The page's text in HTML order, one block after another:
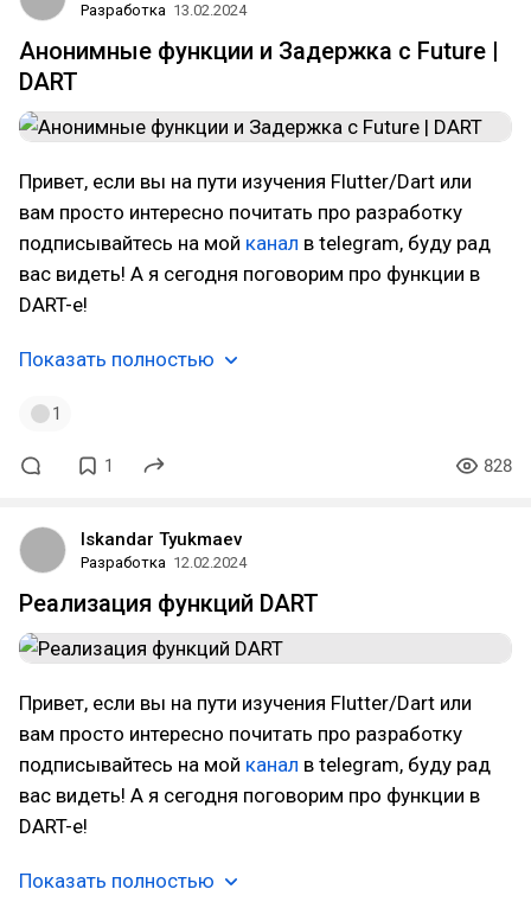
Разработка 13.02.2024
Анонимные функции и Задержка с Future |
DART
Привет, если вы на пути изучения Flutter/Dart или
вам просто интересно почитать про разработку
подписывайтесь на мой канал в telegram, буду рад
вас видеть! А я сегодня поговорим про функции в
DART-е!
Показать полностью
1
1 828
Iskandar Tyukmaev
Разработка 12.02.2024
Реализация функций DART
Привет, если вы на пути изучения Flutter/Dart или
вам просто интересно почитать про разработку
подписывайтесь на мой канал в telegram, буду рад
вас видеть! А я сегодня поговорим про функции в
DART-е!
Показать полностью